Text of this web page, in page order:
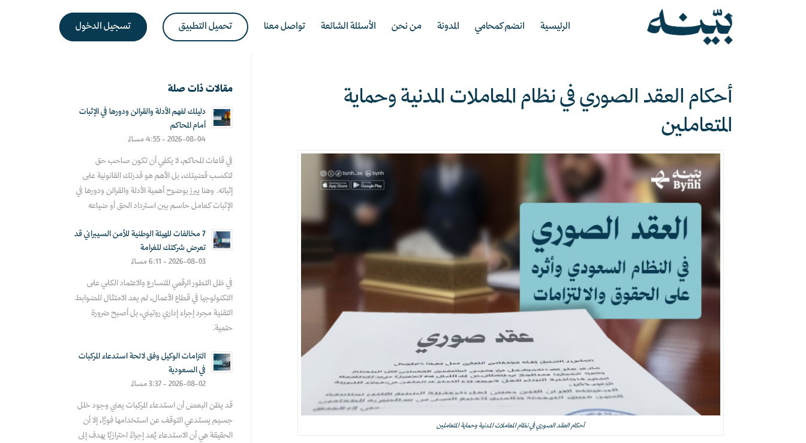
الرئيسية انضم كمحامي المدونة من نحن الأسئلة الشائعة تواصل معنا تحميل التطبيق تسجيل الدخول
أحكام العقد الصوري في نظام المعاملات المدنية وحماية
المتعاملين
أحكام العقد الصوري في نظام المعاملات المدنية وحماية المتعاملين
مقالات ذات صلة
دليلك لفهم الأدلة والقرائن ودورها في الإثبات
أمام المحاكم
2026-08-04 - 4:55 مساءً
في قاعات المحاكم، لا يكفي أن تكون صاحب حق
لتكسب قضيتك، بل الأهم هو قدرتك القانونية على
إثباته. وهنا يبرز بوضوح أهمية الأدلة والقرائن ودورها في
الإثبات كعامل حاسم بين استرداد الحق أو ضياعه
7 مخالفات للهيئة الوطنية للأمن السيبراني قد
تعرض شركتك للغرامة
2026-08-03 - 6:11 مساءً
في ظل التطور الرقمي المتسارع والاعتماد الكلي على
التكنولوجيا في قطاع الأعمال، لم يعد الامتثال للضوابط
التقنية مجرد إجراء إداري روتيني، بل أصبح ضرورة
حتمية.
التزامات الوكيل وفق لائحة استدعاء المركبات
في السعودية
2026-08-02 - 3:37 مساءً
قد يظن البعض أن استدعاء المركبات يعني وجود خلل
جسيم يستدعي التوقف عن استخدامها فورًا، إلا أن
الحقيقة هي أن الاستدعاء يُعد إجراءً احترازيًا يهدف إلى